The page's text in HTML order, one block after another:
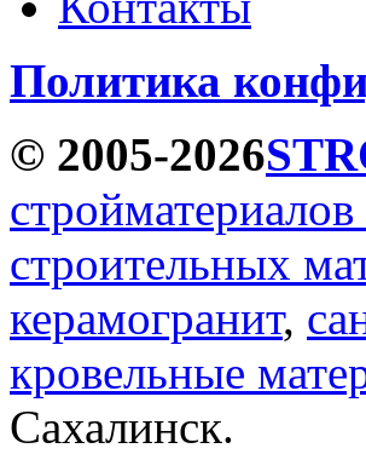
Политика
© 2005-2026
строительных
керамогранит,
кровельные
Сахалинск.